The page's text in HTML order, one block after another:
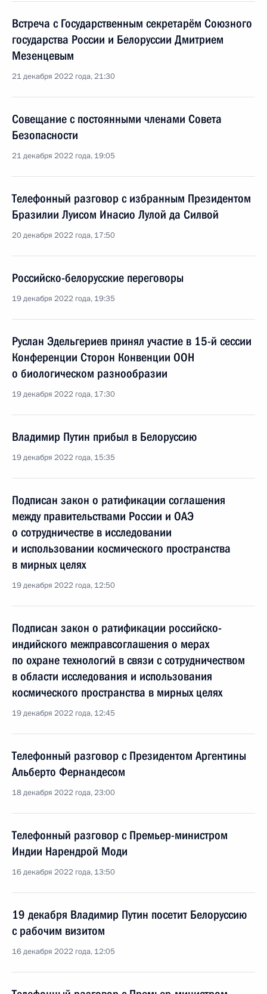
Встреча с Государственным секретарём Союзного
государства России и Белоруссии Дмитрием
Мезенцевым
21 декабря 2022 года, 21:30
Совещание с постоянными членами Совета
Безопасности
21 декабря 2022 года, 19:05
Телефонный разговор с избранным Президентом
Бразилии Луисом Инасио Лулой да Силвой
20 декабря 2022 года, 17:50
Российско-белорусские переговоры
19 декабря 2022 года, 19:35
Руслан Эдельгериев принял участие в 15-й сессии
Конференции Сторон Конвенции ООН
о биологическом разнообразии
19 декабря 2022 года, 17:30
Владимир Путин прибыл в Белоруссию
19 декабря 2022 года, 15:35
Подписан закон о ратификации соглашения
между правительствами России и ОАЭ
о сотрудничестве в исследовании
и использовании космического пространства
в мирных целях
19 декабря 2022 года, 12:50
Подписан закон о ратификации российско-
индийского межправсоглашения о мерах
по охране технологий в связи с сотрудничеством
в области исследования и использования
космического пространства в мирных целях
19 декабря 2022 года, 12:45
Телефонный разговор с Президентом Аргентины
Альберто Фернандесом
18 декабря 2022 года, 23:00
Телефонный разговор с Премьер-министром
Индии Нарендрой Моди
16 декабря 2022 года, 13:50
19 декабря Владимир Путин посетит Белоруссию
с рабочим визитом
16 декабря 2022 года, 12:05